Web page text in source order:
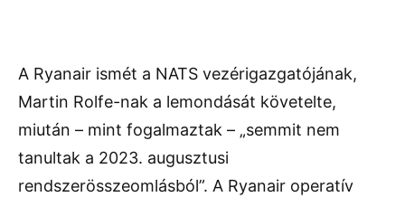
A Ryanair ismét a NATS vezérigazgatójának,
Martin Rolfe-nak a lemondását követelte,
miután – mint fogalmaztak – „semmit nem
tanultak a 2023. augusztusi
rendszerösszeomlásból”. A Ryanair operatív